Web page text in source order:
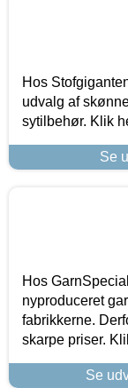
Hos
udvalg af
sytilbehør. Klik
Se
Hos
nyproduceret
fabrikkerne.
skarpe priser.
Se